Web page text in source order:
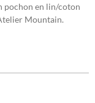
pochon en lin/coton
Mountain.